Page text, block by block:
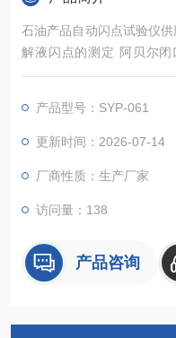
石油产品自动闪点试验仪
解液闪点的测定 阿贝尔闭
及 EN ISO13736标准方
品等检测。电池电解液自
产品型号：SYP-061
更新时间：2026-07-14
厂商性质：生产厂家
访问量：138
产品咨询